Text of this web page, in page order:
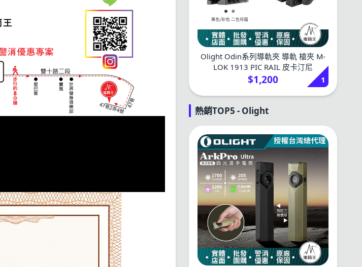
Olight Odin系列導軌夾 導軌 槍夾 M-
LOK 1913 PIC RAIL 皮卡汀尼
$1,200 1
熱銷TOP5 - Olight